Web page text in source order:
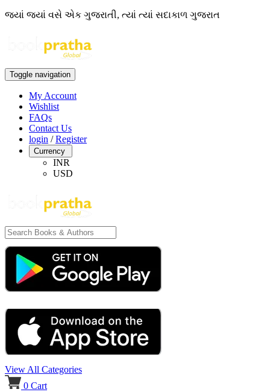
જ્યાં જ્યાં વસે એક ગુજરાતી, ત્યાં ત્યાં સદાકાળ ગુજરાત
Toggle navigation
My Account
Wishlist
FAQs
Contact Us
login /Register
Currency
INR
USD
View All Categories
0 Cart